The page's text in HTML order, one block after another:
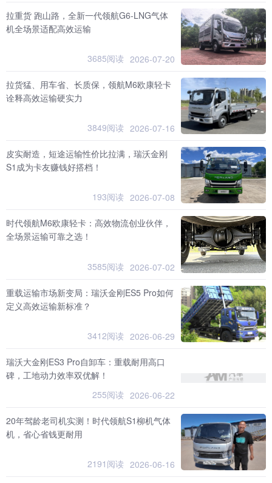
拉重货 跑山路，全新一代领航G6-LNG气体
机全场景适配高效运输
3685阅读 2026-07-20
拉货猛、用车省、长质保，领航M6欧康轻卡
诠释高效运输硬实力
3849阅读 2026-07-16
皮实耐造，短途运输性价比拉满，瑞沃金刚
S1成为卡友赚钱好搭档！
193阅读 2026-07-08
时代领航M6欧康轻卡：高效物流创业伙伴，
全场景运输可靠之选！
3585阅读 2026-07-02
重载运输市场新变局：瑞沃金刚ES5 Pro如何
定义高效运输新标准？
3412阅读 2026-06-29
瑞沃大金刚ES3 Pro自卸车：重载耐用高口
碑，工地动力效率双优解！
255阅读 2026-06-22
20年驾龄老司机实测！时代领航S1柳机气体
机，省心省钱更耐用
2191阅读 2026-06-16